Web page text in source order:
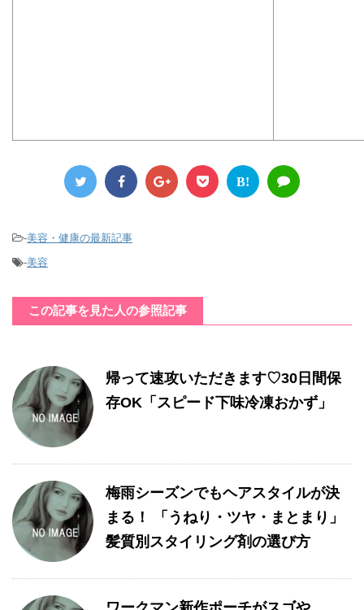
B!
-美容・健康の最新記事
-美容
この記事を見た人の参照記事
帰って速攻いただきます♡30日間保
存OK「スピード下味冷凍おかず」
梅雨シーズンでもヘアスタイルが決
まる！ 「うねり・ツヤ・まとまり」
髪質別スタイリング剤の選び方